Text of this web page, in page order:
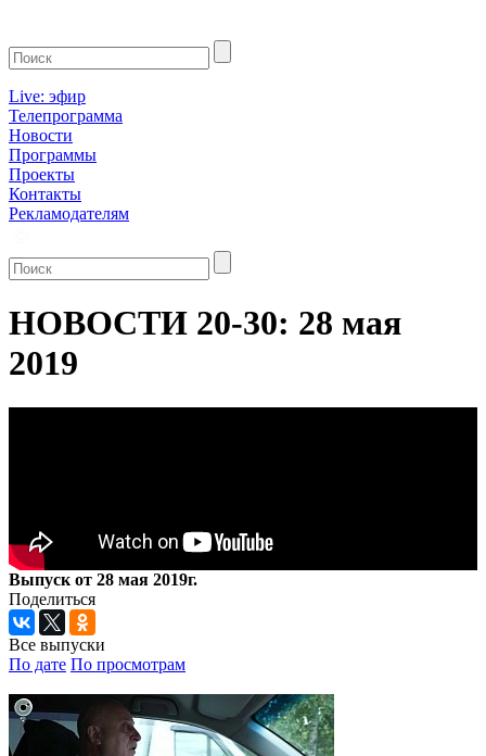
Live: эфир
Телепрограмма
Новости
Программы
Проекты
Контакты
Рекламодателям
НОВОСТИ 20-30: 28 мая
2019
Выпуск от 28 мая 2019г.
Поделиться
Все выпуски
По дате По просмотрам